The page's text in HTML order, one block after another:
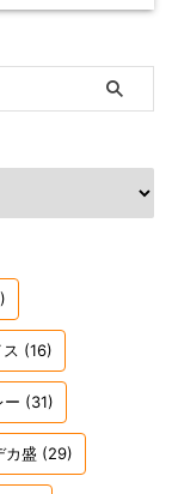
ス (16)
ー (31)
カ盛 (29)